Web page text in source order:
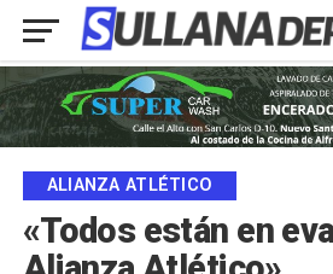
ALIANZA ATLÉTICO
«Todos están en